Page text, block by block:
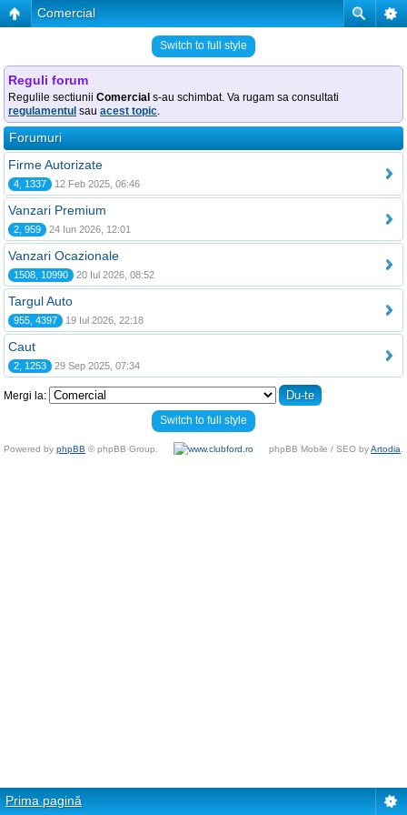
Comercial
Switch to full style
Reguli forum
Regulile sectiunii Comercial s-au schimbat. Va rugam sa consultati
regulamentul sau acest topic.
Forumuri
Firme Autorizate
4, 1337 12 Feb 2025, 06:46
Vanzari Premium
2, 959 24 Iun 2026, 12:01
Vanzari Ocazionale
1508, 10990 20 Iul 2026, 08:52
Targul Auto
955, 4397 19 Iul 2026, 22:18
Caut
2, 1253 29 Sep 2025, 07:34
Mergi la:
Switch to full style
Powered by phpBB © phpBB Group. phpBB Mobile / SEO byArtodia
Prima pagină